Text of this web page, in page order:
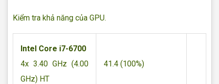
Kiểm tra khả năng của GPU.
Intel Core i7-6700
4x 3.40 GHz (4.00
GHz) HT
41.4 (100%)